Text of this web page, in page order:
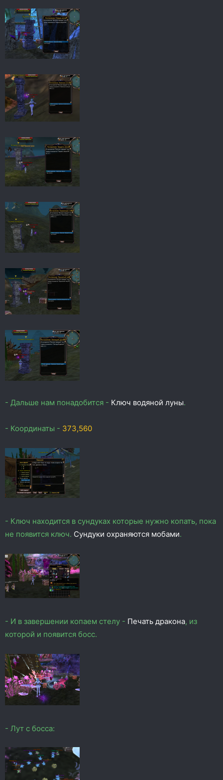
- Дальше нам понадобится - Ключ водяной луны.
- Координаты - 373,560
- Ключ находится в сундуках которые нужно копать, пока
не появится ключ. Сундуки охраняются мобами.
- И в завершении копаем стелу - Печать дракона, из
которой и появится босс.
- Лут с босса: